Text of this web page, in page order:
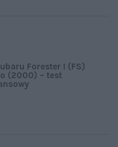
Forester I (FS)
(2000) – test